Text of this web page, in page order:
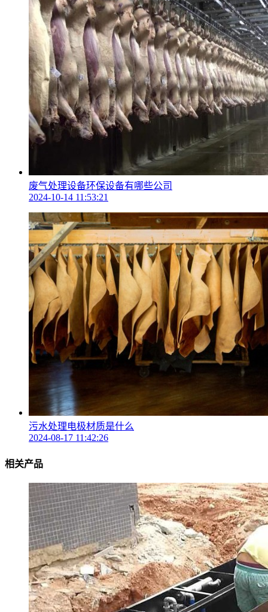
废气处理设备环保设备有哪些公司
2024-10-14 11:53:21
污水处理电极材质是什么
2024-08-17 11:42:26
相关产品